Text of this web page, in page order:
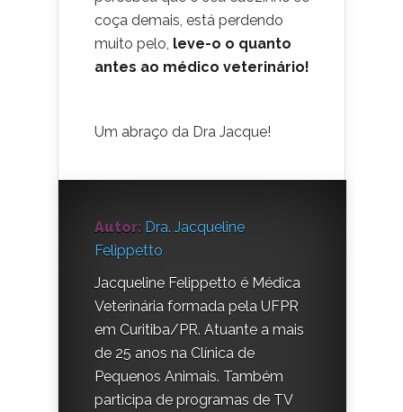
coça demais, está perdendo
muito pelo, leve-o o quanto
antes ao médico veterinário!
Um abraço da Dra Jacque!
Autor: Dra. Jacqueline
Felippetto
Jacqueline Felippetto é Médica
Veterinária formada pela UFPR
em Curitiba/PR. Atuante a mais
de 25 anos na Clínica de
Pequenos Animais. Também
participa de programas de TV